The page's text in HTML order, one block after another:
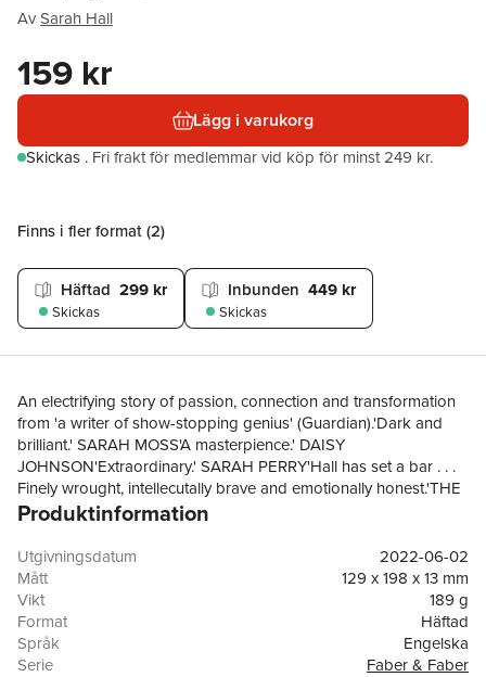
AvSarah Hall
159 kr
Lägg i varukorg
Skickas . Fri frakt för medlemmar vid köp för minst 249 kr.
Finns i fler format (2)
Häftad 299 kr
Skickas
Inbunden 449 kr
Skickas
An electrifying story of passion, connection and transformation
from 'a writer of show-stopping genius' (Guardian).'Dark and
brilliant.' SARAH MOSS'A masterpience.' DAISY
JOHNSON'Extraordinary.' SARAH PERRY'Hall has set a bar . . .
Finely wrought, intellecutally brave and emotionally honest.'THE
SCOTSMANIn the bedroom above her immense studio at
final preparations. The symptoms are well known: her life will
draw to an end in the coming days.Downstairs, the studio is a
crucible glowing with memories and desire. It was here, when
the first lockdown came, that she brought Halit. The lover she
barely knew. A presence from another culture. A doorway into a
new and feverish world. 'Sarah Hall makes language shimmer
Produktinformation
Utgivningsdatum
2022-06-02
Mått
129 x 198 x 13 mm
Vikt
189 g
Format
Häftad
Språk
Engelska
Serie
Faber & Faber